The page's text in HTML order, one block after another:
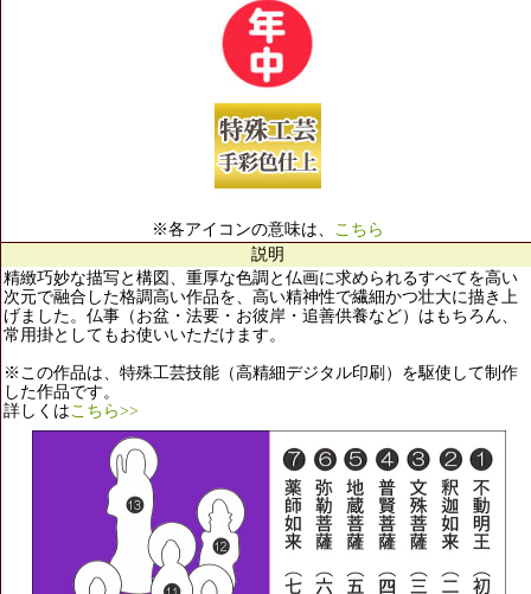
※各アイコンの意味は、 こちら
説明
精緻巧妙な描写と構図、重厚な色調と仏画に求められるすべてを高い
次元で融合した格調高い作品を、高い精神性で繊細かつ壮大に描き上
げました。仏事（お盆・法要・お彼岸・追善供養など）はもちろん、
常用掛としてもお使いいただけます。
※この作品は、特殊工芸技能（高精細デジタル印刷）を駆使して制作
した作品です。
詳しくはこちら>>